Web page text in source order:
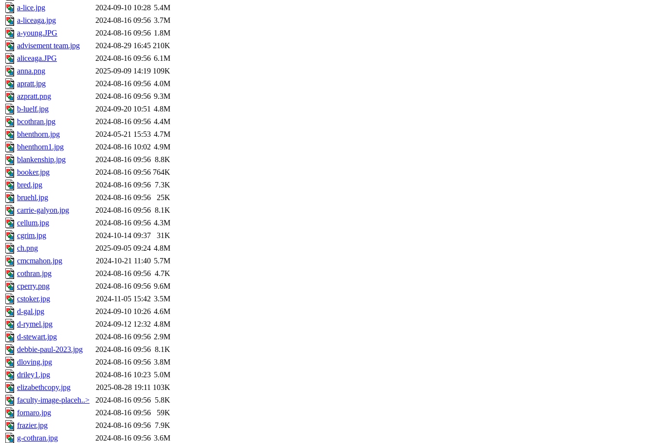
a-lice.jpg
2024-09-10 10:28 5.4M
a-liceaga.jpg
2024-08-16 09:56 3.7M
a-young.JPG
2024-08-16 09:56 1.8M
advisement team.jpg
2024-08-29 16:45 210K
aliceaga.JPG
2024-08-16 09:56 6.1M
anna.png
2025-09-09 14:19 109K
apratt.jpg
2024-08-16 09:56 4.0M
azpratt.png
2024-08-16 09:56 9.3M
b-luelf.jpg
2024-09-20 10:51 4.8M
bcothran.jpg
2024-08-16 09:56 4.4M
bhenthorn.jpg
2024-05-21 15:53 4.7M
bhenthorn1.jpg
2024-08-16 10:02 4.9M
blankenship.jpg
2024-08-16 09:56 8.8K
booker.jpg
2024-08-16 09:56 764K
bred.jpg
2024-08-16 09:56 7.3K
bruehl.jpg
2024-08-16 09:56
25K
carrie-galyon.jpg
2024-08-16 09:56 8.1K
cellum.jpg
2024-08-16 09:56 4.3M
cgrim.jpg
2024-10-14 09:37
31K
ch.png
2025-09-05 09:24 4.8M
cmcmahon.jpg
2024-10-21 11:40 5.7M
cothran.jpg
2024-08-16 09:56 4.7K
cperry.png
2024-08-16 09:56 9.6M
cstoker.jpg
2024-11-05 15:42 3.5M
d-gal.jpg
2024-09-10 10:26 4.6M
d-rymel.jpg
2024-09-12 12:32 4.8M
d-stewart.jpg
2024-08-16 09:56 2.9M
debbie-paul-2023.jpg
2024-08-16 09:56 8.1K
dloving.jpg
2024-08-16 09:56 3.8M
driley1.jpg
2024-08-16 10:23 5.0M
elizabethcopy.jpg
2025-08-28 19:11 103K
faculty-image-placeh..>
2024-08-16 09:56 5.8K
fornaro.jpg
2024-08-16 09:56
59K
frazier.jpg
2024-08-16 09:56 7.9K
g-cothran.jpg
2024-08-16 09:56 3.6M